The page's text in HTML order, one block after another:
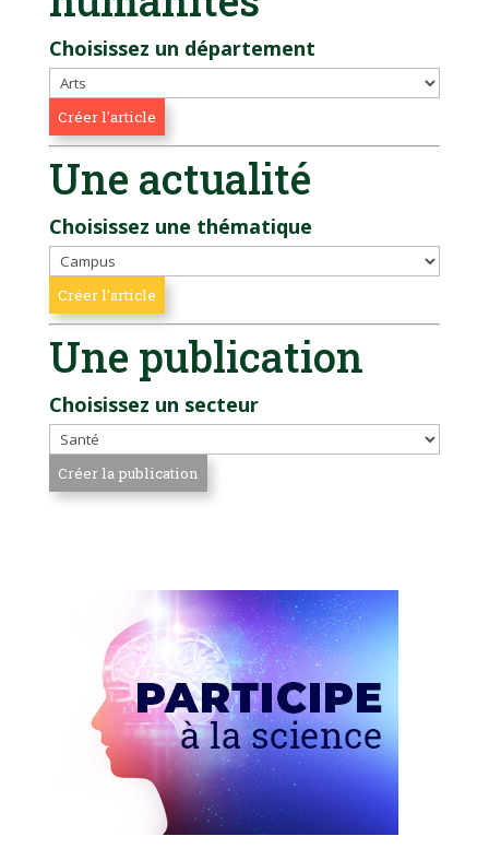
Choisissez un département
Une actualité
Choisissez une thématique
Une publication
Choisissez un secteur